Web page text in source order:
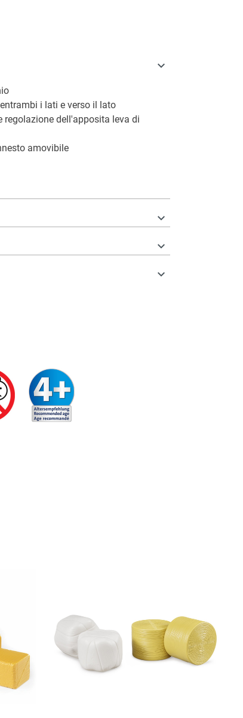
i lati e verso il lato
regolazione dell'apposita leva di
amovibile